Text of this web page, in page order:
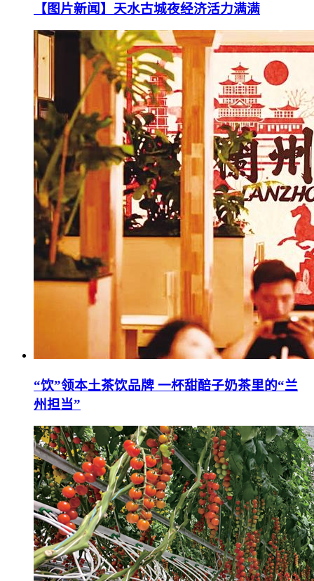
【图片新闻】天水古城夜经济活力满满
“饮”领本土茶饮品牌 一杯甜醅子奶茶里的“兰
州担当”